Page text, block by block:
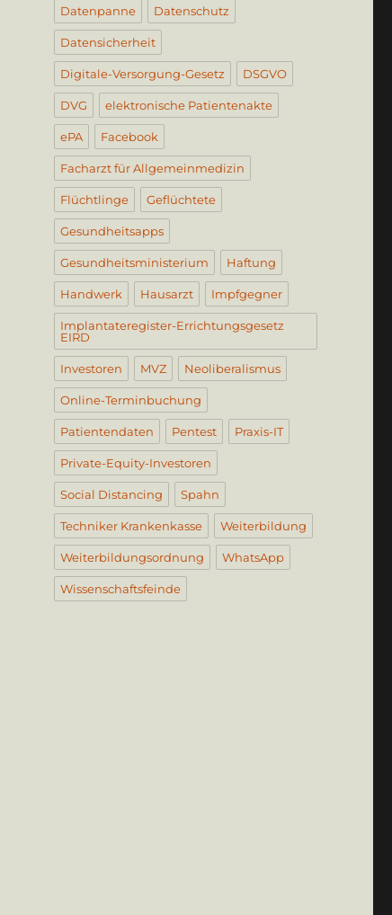
Datenpanne Datenschutz
Datensicherheit
Digitale-Versorgung-Gesetz DSGVO
DVG elektronische Patientenakte
ePA Facebook
Facharzt für Allgemeinmedizin
Flüchtlinge Geflüchtete
Gesundheitsapps
Gesundheitsministerium Haftung
Handwerk Hausarzt Impfgegner
Implantateregister-Errichtungsgesetz
EIRD
Investoren MVZ Neoliberalismus
Online-Terminbuchung
Patientendaten Pentest Praxis-IT
Private-Equity-Investoren
Social Distancing Spahn
Techniker Krankenkasse Weiterbildung
Weiterbildungsordnung WhatsApp
Wissenschaftsfeinde